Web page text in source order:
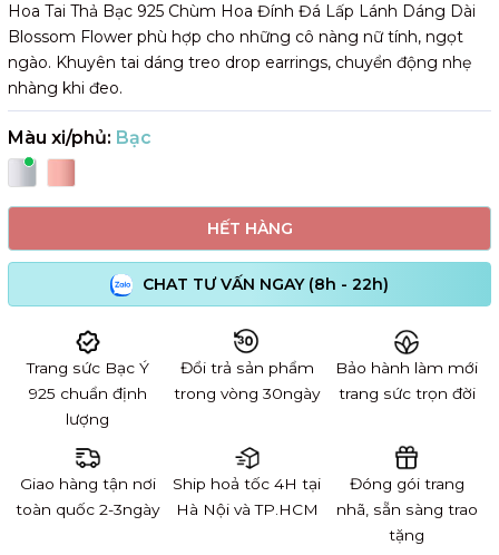
Hoa Tai Thả Bạc 925 Chùm Hoa Đính Đá Lấp Lánh Dáng Dài
Blossom Flower phù hợp cho những cô nàng nữ tính, ngọt
ngào. Khuyên tai dáng treo drop earrings, chuyển động nhẹ
nhàng khi đeo.
Màu xi/phủ: Bạc
HẾT HÀNG
CHAT TƯ VẤN NGAY (8h - 22h)
Trang sức Bạc Ý
925 chuẩn định
lượng
Đổi trả sản phẩm
trong vòng 30ngày
Bảo hành làm mới
trang sức trọn đời
Giao hàng tận nơi
toàn quốc 2-3ngày
Ship hoả tốc 4H tại
Hà Nội và TP.HCM
Đóng gói trang
nhã, sẵn sàng trao
tặng